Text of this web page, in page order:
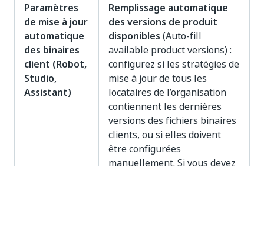
Paramètres
de mise à jour
automatique
des binaires
client (Robot,
Studio,
Assistant)
Remplissage automatique
des versions de produit
disponibles (Auto-fill
available product versions) :
configurez si les stratégies de
mise à jour de tous les
locataires de l’organisation
contiennent les dernières
versions des fichiers binaires
clients, ou si elles doivent
être configurées
manuellement. Si vous devez